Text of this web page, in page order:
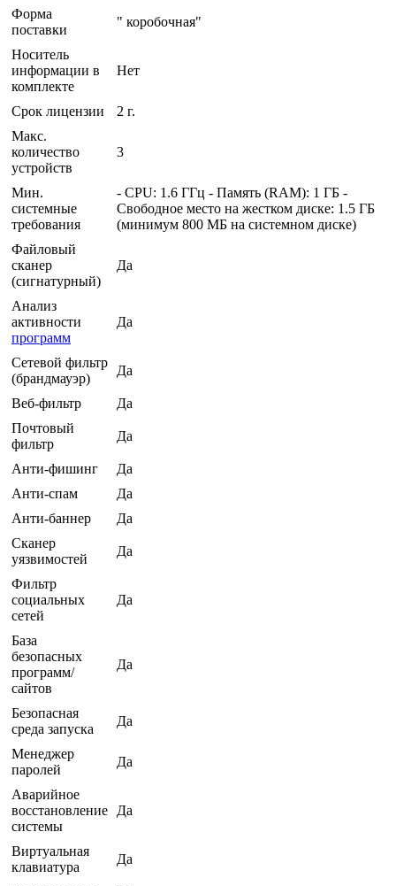
Форма
поставки
" коробочная"
Носитель
информации в
комплекте
Нет
Срок лицензии
2 г.
Макс.
количество
устройств
3
Мин.
системные
требования
- CPU: 1.6 ГГц - Память (RAM): 1 ГБ -
Свободное место на жестком диске: 1.5 ГБ
(минимум 800 МБ на системном диске)
Файловый
сканер
(сигнатурный)
Да
Анализ
активности
программ
Да
Сетевой фильтр
(брандмауэр)
Да
Веб-фильтр
Да
Почтовый
фильтр
Да
Анти-фишинг
Да
Анти-спам
Да
Анти-баннер
Да
Сканер
уязвимостей
Да
Фильтр
социальных
сетей
Да
База
безопасных
программ/
сайтов
Да
Безопасная
среда запуска
Да
Менеджер
паролей
Да
Аварийное
восстановление
системы
Да
Виртуальная
клавиатура
Да